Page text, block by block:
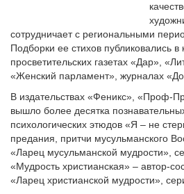
сотрудничает с региональными
Подборки ее стихов публиковались в
просветительских газетах «Дар»,
«Женский парламент», журналах
В издательствах «Феникс», «Проф-
вышло более десятка
психологических этюдов «Я – не
предания, притчи мусульманского
«Ларец мусульманской мудрости»,
«Мудрость христианская» – автор-
«Ларец христианской мудрости»,